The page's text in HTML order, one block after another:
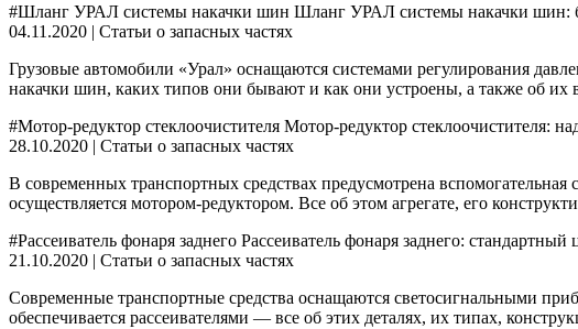
#Шланг УРАЛ системы накачки шин Шланг УРАЛ системы накачки шин:
04.11.2020 | Статьи о запасных частях
Грузовые автомобили «Урал» оснащаются системами регулирования
накачки шин, каких типов они бывают и как они устроены, а также об их
#Мотор-редуктор стеклоочистителя Мотор-редуктор стеклоочистителя:
28.10.2020 | Статьи о запасных частях
В современных транспортных средствах предусмотрена
осуществляется мотором-редуктором. Все об этом агрегате, его
#Рассеиватель фонаря заднего Рассеиватель фонаря заднего:
21.10.2020 | Статьи о запасных частях
Современные транспортные средства оснащаются светосигнальными
обеспечивается рассеивателями — все об этих деталях, их типах,